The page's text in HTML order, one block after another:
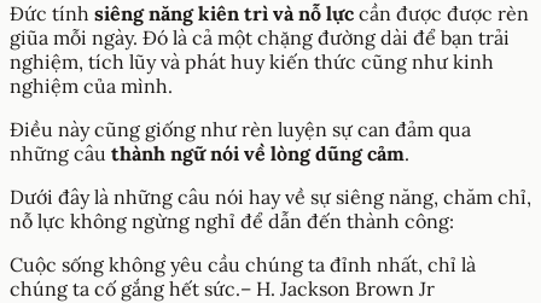
Đức tính siêng năng kiên trì và nỗ lực cần được được rèn
giũa mỗi ngày. Đó là cả một chặng đường dài để bạn trải
nghiệm, tích lũy và phát huy kiến thức cũng như kinh
nghiệm của mình.
Điều này cũng giống như rèn luyện sự can đảm qua
những câu thành ngữ nói về lòng dũng cảm.
Dưới đây là những câu nói hay về sự siêng năng, chăm chỉ,
nỗ lực không ngừng nghỉ để dẫn đến thành công:
Cuộc sống không yêu cầu chúng ta đỉnh nhất, chỉ là
chúng ta cố gắng hết sức.– H. Jackson Brown Jr